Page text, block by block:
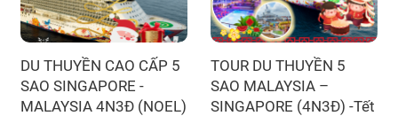
DU THUYỀN CAO CẤP 5
SAO SINGAPORE -
MALAYSIA 4N3Đ (NOEL)
TOUR DU THUYỀN 5
SAO MALAYSIA –
SINGAPORE (4N3Đ) -Tết